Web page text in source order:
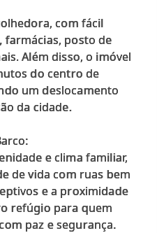
com fácil
farmácias, posto de
Além disso, o imóvel
do centro de
um deslocamento
da cidade.
e clima familiar,
de vida com ruas bem
e a proximidade
refúgio para quem
paz e segurança.